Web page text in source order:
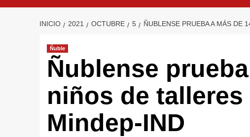
INICIO 2021 OCTUBRE 5 ÑUBLENSE PRUEBA A MÁS DE
Ñuble
Ñublense
niños de
Mindep-IND